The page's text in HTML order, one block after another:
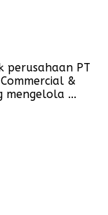
perusahaan PT
&
mengelola ...